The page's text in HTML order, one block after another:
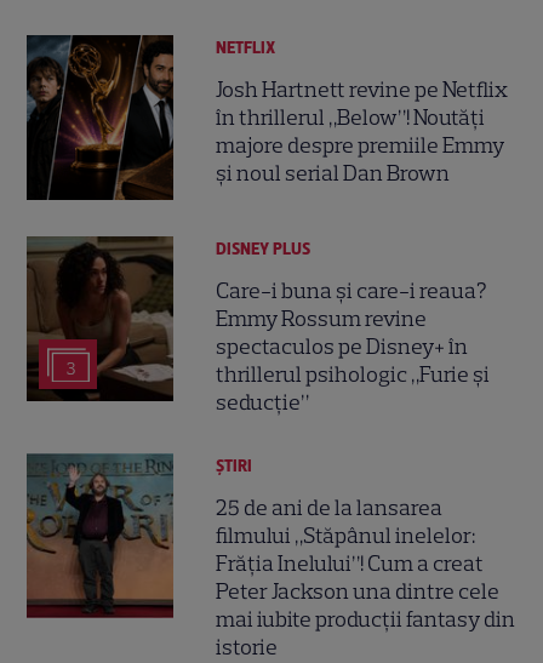
NETFLIX
Josh Hartnett revine pe Netflix
în thrillerul „Below”! Noutăți
majore despre premiile Emmy
și noul serial Dan Brown
3
DISNEY PLUS
Care-i buna și care-i reaua?
Emmy Rossum revine
spectaculos pe Disney+ în
thrillerul psihologic „Furie și
seducție”
ȘTIRI
25 de ani de la lansarea
filmului „Stăpânul inelelor:
Frăția Inelului”! Cum a creat
Peter Jackson una dintre cele
mai iubite producții fantasy din
istorie